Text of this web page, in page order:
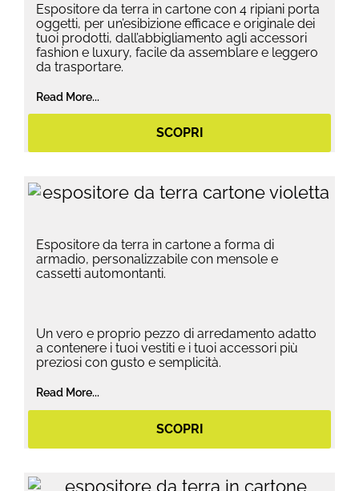
Espositore da terra in cartone con 4 ripiani porta
oggetti, per un’esibizione efficace e originale dei
tuoi prodotti, dall’abbigliamento agli accessori
fashion e luxury, facile da assemblare e leggero
da trasportare.
Read More...
SCOPRI
Espositore da terra in cartone a forma di
armadio, personalizzabile con mensole e
cassetti automontanti.
Un vero e proprio pezzo di arredamento adatto
a contenere i tuoi vestiti e i tuoi accessori più
preziosi con gusto e semplicità.
Read More...
SCOPRI